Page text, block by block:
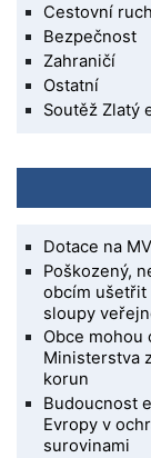
Cestovní ruch
Bezpečnost
Zahraničí
Ostatní
Soutěž Zlatý
Dotace na
Poškozený,
obcím ušetřit
sloupy
Obce mohou
Ministerstva
korun
Budoucnost
Evropy v
surovinami